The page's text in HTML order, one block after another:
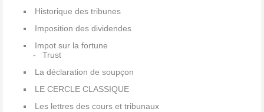
Historique des tribunes
Imposition des dividendes
Impot sur la fortune
Trust
La déclaration de soupçon
LE CERCLE CLASSIQUE
Les lettres des cours et tribunaux